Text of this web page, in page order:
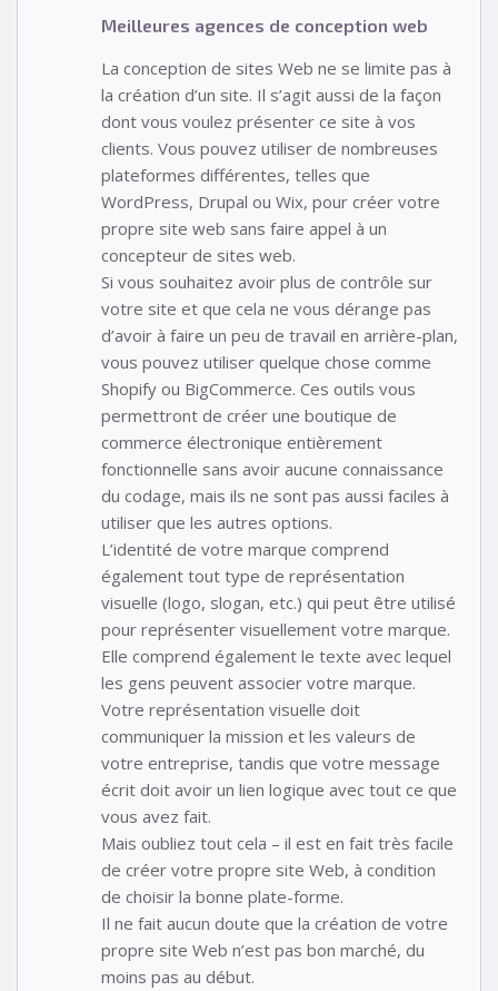
Meilleures agences de conception web
La conception de sites Web ne se limite pas à
la création d’un site. Il s’agit aussi de la façon
dont vous voulez présenter ce site à vos
clients. Vous pouvez utiliser de nombreuses
plateformes différentes, telles que
WordPress, Drupal ou Wix, pour créer votre
propre site web sans faire appel à un
concepteur de sites web.
Si vous souhaitez avoir plus de contrôle sur
votre site et que cela ne vous dérange pas
d’avoir à faire un peu de travail en arrière-plan,
vous pouvez utiliser quelque chose comme
Shopify ou BigCommerce. Ces outils vous
permettront de créer une boutique de
commerce électronique entièrement
fonctionnelle sans avoir aucune connaissance
du codage, mais ils ne sont pas aussi faciles à
utiliser que les autres options.
L’identité de votre marque comprend
également tout type de représentation
visuelle (logo, slogan, etc.) qui peut être utilisé
pour représenter visuellement votre marque.
Elle comprend également le texte avec lequel
les gens peuvent associer votre marque.
Votre représentation visuelle doit
communiquer la mission et les valeurs de
votre entreprise, tandis que votre message
écrit doit avoir un lien logique avec tout ce que
vous avez fait.
Mais oubliez tout cela – il est en fait très facile
de créer votre propre site Web, à condition
de choisir la bonne plate-forme.
Il ne fait aucun doute que la création de votre
propre site Web n’est pas bon marché, du
moins pas au début.